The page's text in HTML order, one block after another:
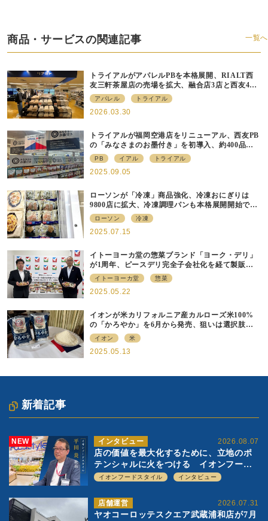
新着記事
NEW 2026.08.07
インタビュー
店の価値を最大化するために、立地のポ
テンシャルに火をつける イオンフード
スタイル 平田 炎社長
イオンフードスタイル インタビュー
2026.07.31
店舗運営
ヤオコーロッテスクエア武蔵浦和店が7月
商品・サービスの関連記事 一覧へ
トライアルがアパレルPBを本格展開、RIALT西
友三軒茶屋店の売場を拡大、融合店3店と西友40
店にも商品導入へ
アパレル トライアル
2026.03.30
トライアルが福岡空港店をリニューアル、⻄友PB
の「みなさまのお墨付き」を初導⼊、約400品⽬
を販売
PB イアル トライアル
2025.09.05
ローソンが「冷凍」商品強化、冷凍おにぎりは
9800店に拡大、冷凍調理パンも本格展開開始で約
700店での展開へ
ローソン 冷凍
2025.07.15
イトーヨーカ堂の惣菜ブランド「ヨーク・デリ」
が1周年、ピースデリ完全子会社化を経て製販連
携強化の現在地
イトーヨーカ堂 惣菜
2025.05.22
イオンが米カリフォルニア産カルローズ米100%
の「かろやか」を6月から発売、狙いは選択肢の
提供
イオン 米
2025.05.13